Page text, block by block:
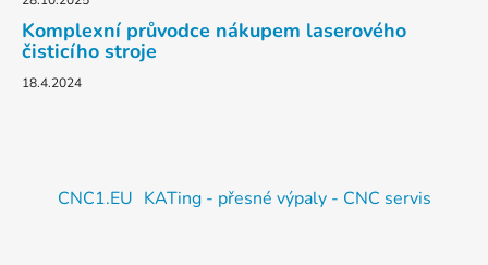
Komplexní průvodce nákupem laserového
čisticího stroje
18.4.2024
CNC1.EU KATing - přesné výpaly - CNC servis